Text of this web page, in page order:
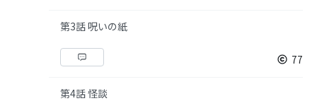
第3話 呪いの紙
77
第4話 怪談